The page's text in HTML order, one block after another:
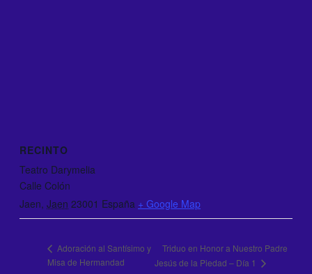
RECINTO
Teatro Darymelia
Calle Colón
Jaen, Jaen 23001 España + Google Map
Adoración al Santísimo y
Misa de Hermandad
Triduo en Honor a Nuestro Padre
Jesús de la Piedad – Día 1